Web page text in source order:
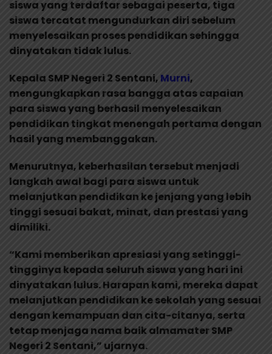
siswa yang terdaftar sebagai peserta, tiga
siswa tercatat mengundurkan diri sebelum
menyelesaikan proses pendidikan sehingga
dinyatakan tidak lulus.
Kepala SMP Negeri 2 Sentani, Murni,
mengungkapkan rasa bangga atas capaian
para siswa yang berhasil menyelesaikan
pendidikan tingkat menengah pertama dengan
hasil yang membanggakan.
Menurutnya, keberhasilan tersebut menjadi
langkah awal bagi para siswa untuk
melanjutkan pendidikan ke jenjang yang lebih
tinggi sesuai bakat, minat, dan prestasi yang
dimiliki.
“Kami memberikan apresiasi yang setinggi-
tingginya kepada seluruh siswa yang hari ini
dinyatakan lulus. Harapan kami, mereka dapat
melanjutkan pendidikan ke sekolah yang sesuai
dengan kemampuan dan cita-citanya, serta
tetap menjaga nama baik almamater SMP
Negeri 2 Sentani,” ujarnya.